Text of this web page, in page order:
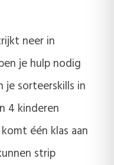
neer in
je hulp nodig
sorteerskills in
4 kinderen
één klas aan
strip